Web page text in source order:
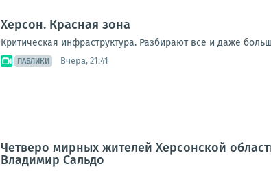
Херсон. Красная зона
Критическая инфраструктура. Разбирают все и даже
ПАБЛИКИ Вчера, 21:41
Четверо мирных жителей Херсонской
Владимир Сальдо